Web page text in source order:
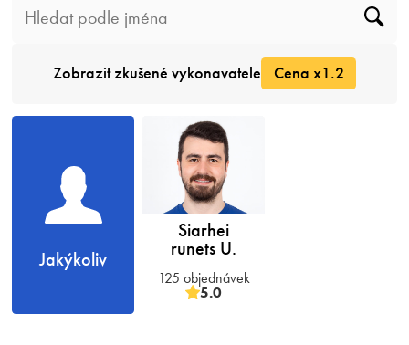
Zobrazit zkušené vykonavatele Cena x1.2
Jakýkoliv
Siarhei
runets U.
125 objednávek
5.0